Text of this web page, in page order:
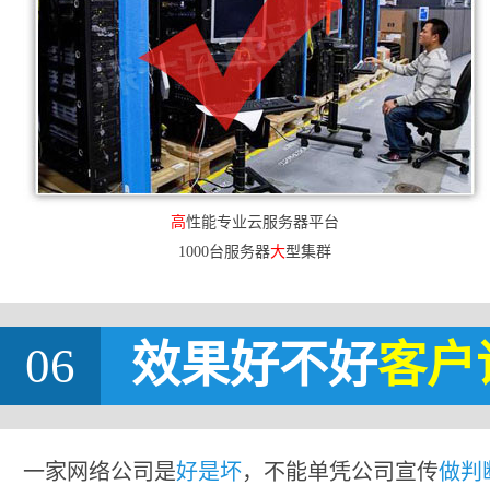
高性能专业云服务器平台
1000台服务器大型集群
06 效果好不好客户
一家网络公司是好是坏，不能单凭公司宣传做判